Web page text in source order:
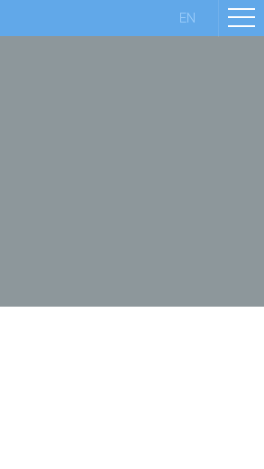
EN